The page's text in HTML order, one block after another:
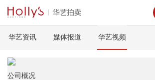
首页
华艺资讯 媒体报道 华艺视频
公司概况